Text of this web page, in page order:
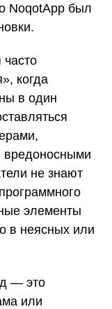
NoqotApp был
часто
когда
в один
не знают
элементы
в неясных или
— это
или